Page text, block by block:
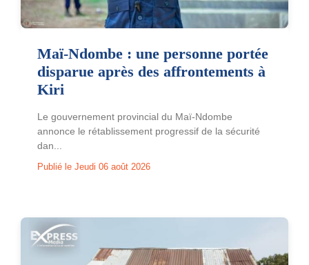
Maï-Ndombe : une personne portée
disparue après des affrontements à
Kiri
Le gouvernement provincial du Maï-Ndombe
annonce le rétablissement progressif de la sécurité
dan...
Publié le Jeudi 06 août 2026